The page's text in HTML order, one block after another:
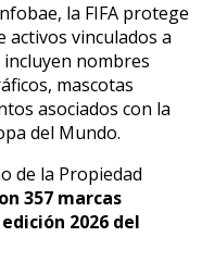
la FIFA protege
activos vinculados a
nombres
mascotas
asociados con la
del Mundo.
de la Propiedad
357 marcas
2026 del